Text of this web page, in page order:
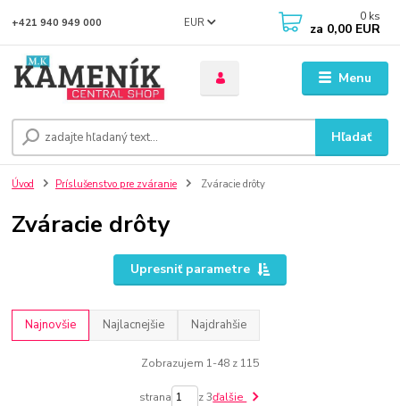
Menu
EUR
Hľadať
+421 940 949 000 0 ks
za 0,00 EUR
Úvod Príslušenstvo pre zváranie Zváracie drôty
Zváracie drôty
Upresniť parametre
Najnovšie Najlacnejšie Najdrahšie
Zobrazujem 1-48 z 115
strana z 3ďalšie